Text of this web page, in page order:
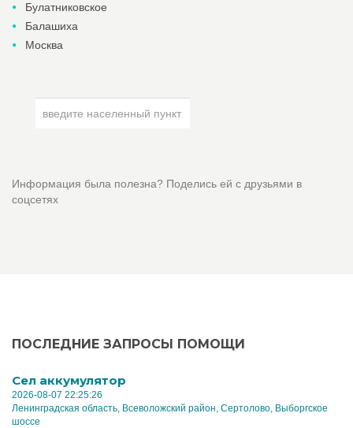
Булатниковское
Балашиха
Москва
Информация была полезна? Поделись ей с друзьями в
соцсетях
ПОСЛЕДНИЕ ЗАПРОСЫ ПОМОЩИ
Cел аккумулятор
2026-08-07 22:25:26
Ленинградская область, Всеволожский район, Сертолово, Выборгское
шоссе